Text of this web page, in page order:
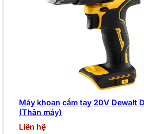
Máy khoan cầm tay 20V Dewalt
(Thân máy)
Liên hệ